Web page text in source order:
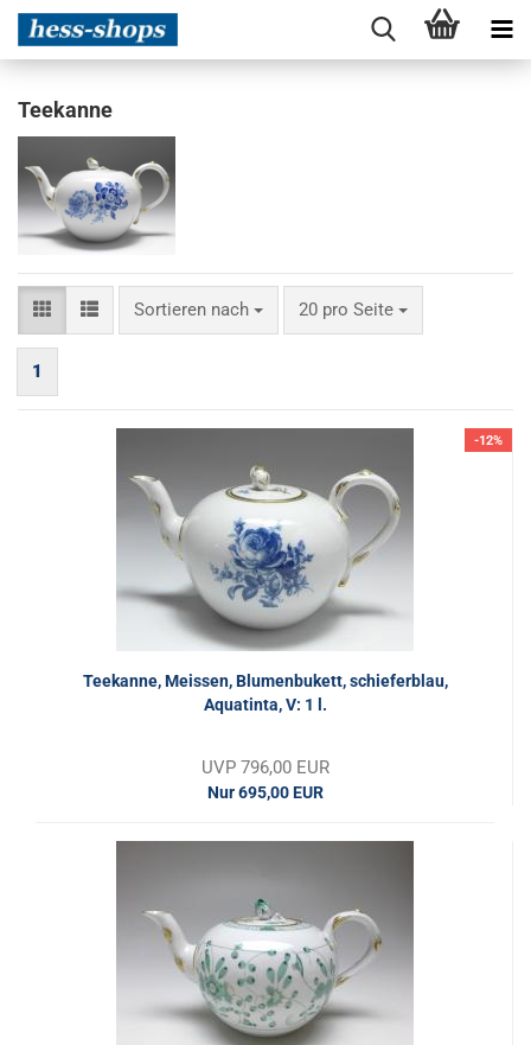
Teekanne
Sortieren nach
Sortieren nach 20 pro Seite
pro Seite
1
-12%
Teekanne, Meissen, Blumenbukett, schieferblau,
Aquatinta, V: 1 l.
UVP 796,00 EUR
Nur 695,00 EUR